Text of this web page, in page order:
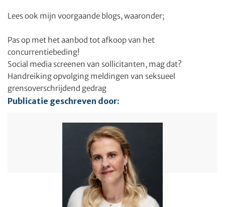
Lees ook mijn voorgaande blogs, waaronder;
Pas op met het aanbod tot afkoop van het
concurrentiebeding!
Social media screenen van sollicitanten, mag dat?
Handreiking opvolging meldingen van seksueel
grensoverschrijdend gedrag
Publicatie geschreven door: